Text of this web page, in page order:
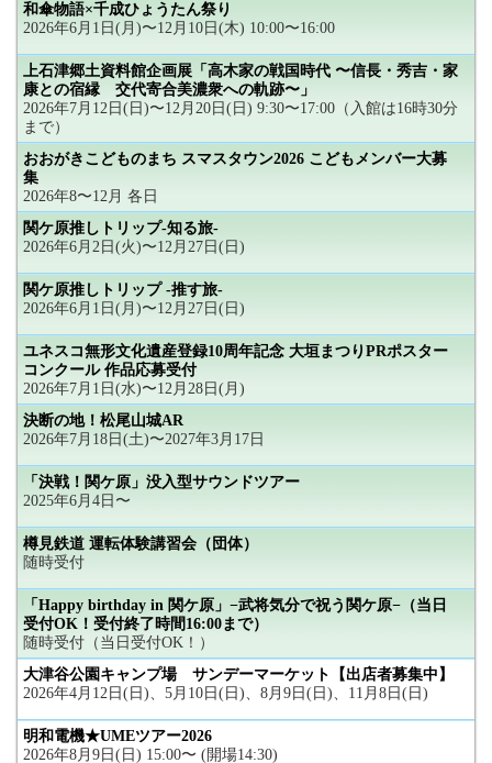
和傘物語×千成ひょうたん祭り
2026年6月1日(月)〜12月10日(木) 10:00〜16:00
上石津郷土資料館企画展「高木家の戦国時代 〜信長・秀吉・家
康との宿縁 交代寄合美濃衆への軌跡〜」
2026年7月12日(日)〜12月20日(日) 9:30〜17:00（入館は16時30分
まで）
おおがきこどものまち スマスタウン2026 こどもメンバー大募
集
2026年8〜12月 各日
関ケ原推しトリップ-知る旅-
2026年6月2日(火)〜12月27日(日)
関ケ原推しトリップ -推す旅-
2026年6月1日(月)〜12月27日(日)
ユネスコ無形文化遺産登録10周年記念 大垣まつりPRポスター
コンクール 作品応募受付
2026年7月1日(水)〜12月28日(月)
決断の地！松尾山城AR
2026年7月18日(土)〜2027年3月17日
「決戦！関ケ原」没入型サウンドツアー
2025年6月4日〜
樽見鉄道 運転体験講習会（団体）
随時受付
「Happy birthday in 関ケ原」−武将気分で祝う関ケ原−（当日
受付OK！受付終了時間16:00まで）
随時受付（当日受付OK！）
大津谷公園キャンプ場 サンデーマーケット【出店者募集中】
2026年4月12日(日)、5月10日(日)、8月9日(日)、11月8日(日)
明和電機★UMEツアー2026
2026年8月9日(日) 15:00〜 (開場14:30)